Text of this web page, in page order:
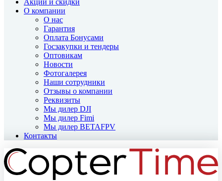
Акции и скидки
О компании
О нас
Гарантия
Оплата Бонусами
Госзакупки и тендеры
Оптовикам
Новости
Фотогалерея
Наши сотрудники
Отзывы о компании
Реквизиты
Мы дилер DJI
Мы дилер Fimi
Мы дилер BETAFPV
Контакты